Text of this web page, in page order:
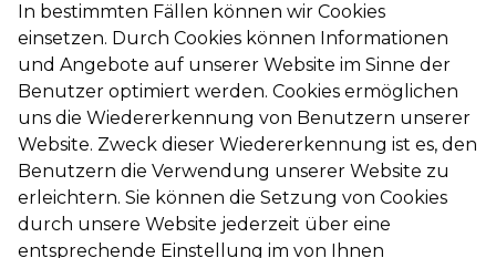
In bestimmten Fällen können wir Cookies
einsetzen. Durch Cookies können Informationen
und Angebote auf unserer Website im Sinne der
Benutzer optimiert werden. Cookies ermöglichen
uns die Wiedererkennung von Benutzern unserer
Website. Zweck dieser Wiedererkennung ist es, den
Benutzern die Verwendung unserer Website zu
erleichtern. Sie können die Setzung von Cookies
durch unsere Website jederzeit über eine
entsprechende Einstellung im von Ihnen